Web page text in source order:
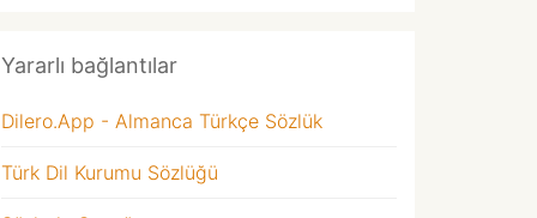
Yararlı bağlantılar
Dilero.App - Almanca Türkçe Sözlük
Türk Dil Kurumu Sözlüğü